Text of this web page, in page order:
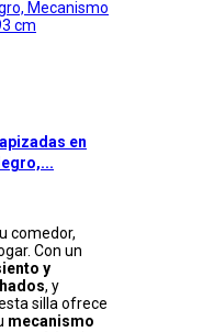
en
comedor,
Con un
y
, y
silla ofrece
mecanismo